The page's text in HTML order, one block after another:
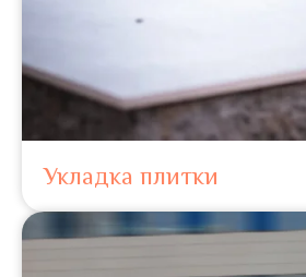
Укладка плитки